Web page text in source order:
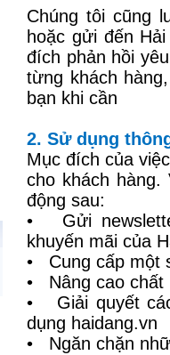
Chúng tôi cũng
hoặc gửi đến
đích phản hồi
từng khách
bạn khi cần
2. Sử dụng
Mục đích của
cho khách
động sau:
• Gửi
khuyến mãi của
• Cung cấp một
• Nâng cao chất
• Giải quyết
dụng haidang.vn
• Ngăn chặn